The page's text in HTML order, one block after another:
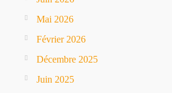
Mai 2026
Février 2026
Décembre 2025
Juin 2025